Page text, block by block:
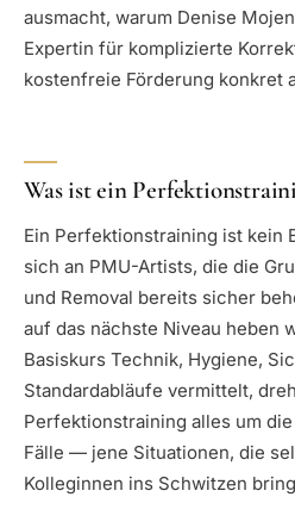
ausmacht, warum Denise
Expertin für komplizierte
kostenfreie Förderung konkret
Was ist ein
Ein Perfektionstraining ist kein
sich an PMU-Artists, die die
und Removal bereits sicher
auf das nächste Niveau heben
Basiskurs Technik, Hygiene,
Standardabläufe vermittelt,
Perfektionstraining alles um
Fälle — jene Situationen, die
Kolleginnen ins Schwitzen